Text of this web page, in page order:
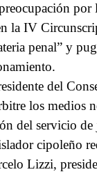
por
la IV
penal” y
del
los medios
del servicio de
cipoleño
Lizzi,